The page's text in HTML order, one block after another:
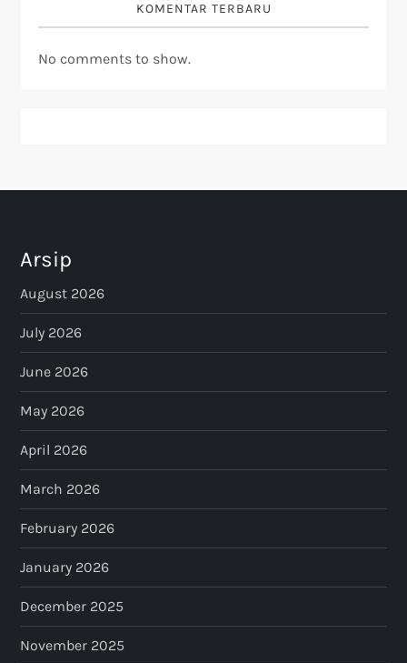
KOMENTAR TERBARU
No comments to show.
Arsip
August 2026
July 2026
June 2026
May 2026
April 2026
March 2026
February 2026
January 2026
December 2025
November 2025